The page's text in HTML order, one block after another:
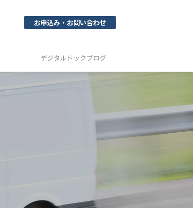
お申込み・お問い合わせ
デジタルドックブログ